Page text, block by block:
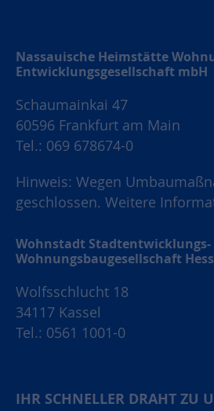
Nassauische Heimstätte
Entwicklungsgesellschaft mbH
Schaumainkai 47
60596 Frankfurt am Main
Tel.: 069 678674-0
Hinweis: Wegen
geschlossen. Weitere
Wohnstadt Stadtentwicklungs-
Wohnungsbaugesellschaft
Wolfsschlucht 18
34117 Kassel
Tel.: 0561 1001-0
IHR SCHNELLER DRAHT ZU